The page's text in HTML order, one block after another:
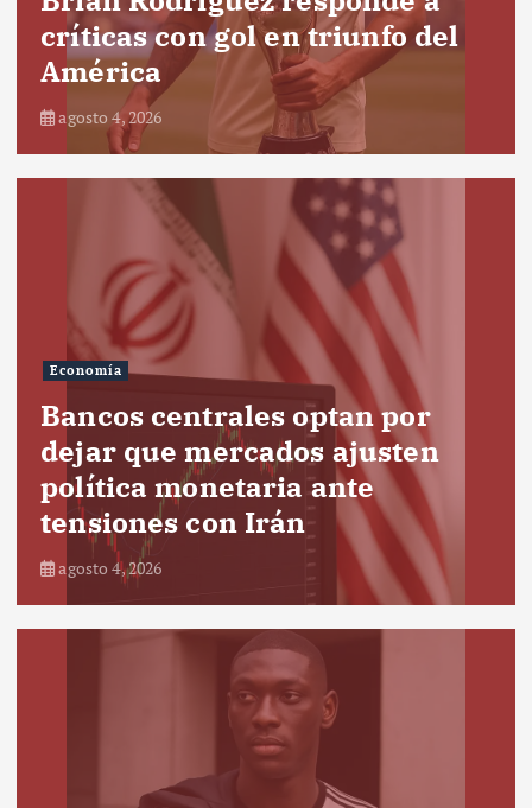
críticas con gol en triunfo del
América
agosto 4, 2026
Economía
Bancos centrales optan por
dejar que mercados ajusten
política monetaria ante
tensiones con Irán
agosto 4, 2026